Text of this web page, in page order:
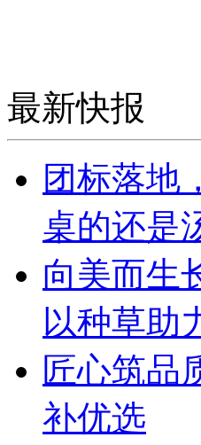
最新快报
团标落地
桌的还是
向美而生
以种草助
匠心筑品
补优选